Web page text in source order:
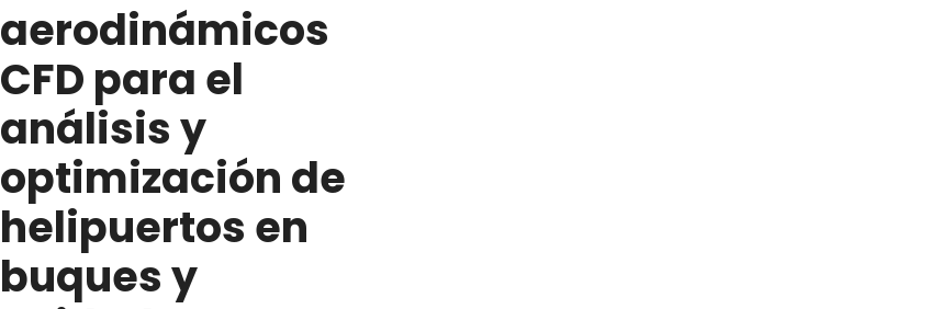
aerodinámicos
CFD para el
análisis y
optimización de
helipuertos en
buques y